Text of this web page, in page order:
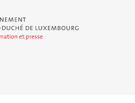
Duché de Luxembourg - Service